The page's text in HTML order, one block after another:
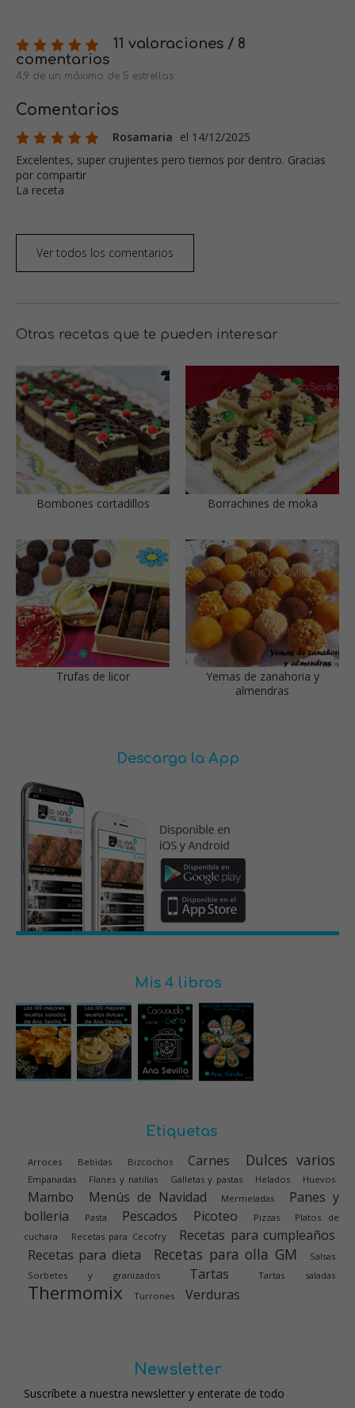
11 valoraciones / 8
comentarios
4,9 de un máximo de 5 estrellas
Comentarios
Rosamaria el 14/12/2025
Excelentes, super crujientes pero tiernos por dentro. Gracias
por compartir
La receta
Ver todos los comentarios
Otras recetas que te pueden interesar
Bombones cortadillos Borrachines de moka
Trufas de licor
Yemas de zanahoria y
almendras
Descarga la App
Mis 4 libros
Etiquetas
Arroces Bebidas Bizcochos Carnes Dulces varios
Empanadas Flanes y natillas Galletas y pastas Helados Huevos
Mambo Menús de Navidad Mermeladas
Panes y
bolleria
Pasta Pescados Picoteo Pizzas
Platos de
cuchara
Recetas para Cecofry
Recetas para cumpleaños
Recetas para dieta
Recetas para olla GM
Salsas
Sorbetes y granizados
Tartas Tartas saladas
Thermomix Turrones Verduras
Newsletter
Suscríbete a nuestra newsletter y enterate de todo